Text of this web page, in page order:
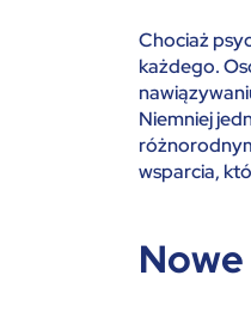
Chociaż
każdego.
Niemniej
wsparcia,